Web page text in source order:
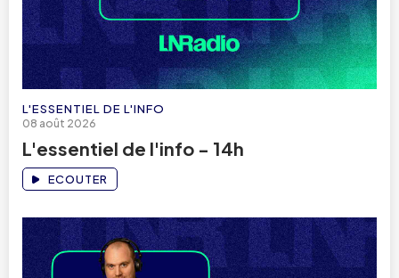
L'ESSENTIEL DE L'INFO
08 août 2026
L'essentiel de l'info - 14h
ECOUTER